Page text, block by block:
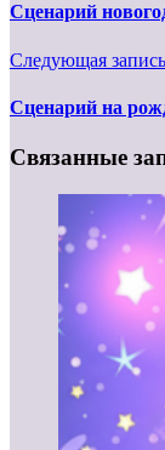
Сценарий
Следующая запись
Сценарий на
Связанные